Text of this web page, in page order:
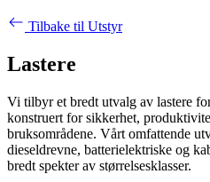
Tilbake til Utstyr
Lastere
Vi tilbyr et bredt utvalg av lastere
konstruert for sikkerhet,
bruksområdene. Vårt omfattende
dieseldrevne, batterielektriske og
bredt spekter av størrelsesklasser.